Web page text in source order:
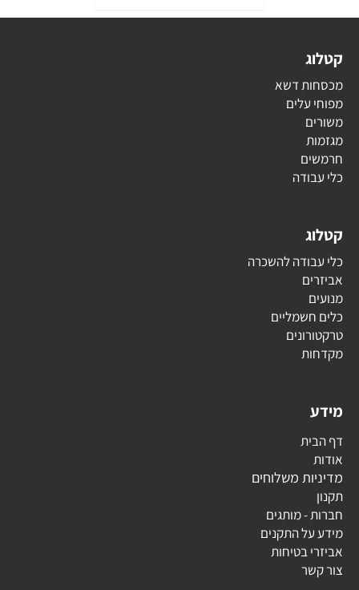
קטלוג
מכסחות דשא
מפוחי עלים
משורים
מגזמות
חרמשים
כלי עבודה
קטלוג
כלי עבודה להשכרה
אביזרים
מנועים
כלים חשמליים
טרקטורונים
מקדחות
מידע
דף הבית
אודות
מדיניות משלוחים
תקנון
חברות - מותגים
מידע על התקנים
אביזרי בטיחות
צור קשר